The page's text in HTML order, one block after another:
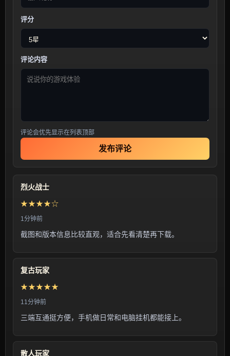
评分
评论内容
评论会优先显示在列表顶部
发布评论
烈火战士
★★★★☆
1分钟前
截图和版本信息比较直观，适合先看清楚再下载。
复古玩家
★★★★★
11分钟前
三端互通挺方便，手机做日常和电脑挂机都能接上。
散人玩家